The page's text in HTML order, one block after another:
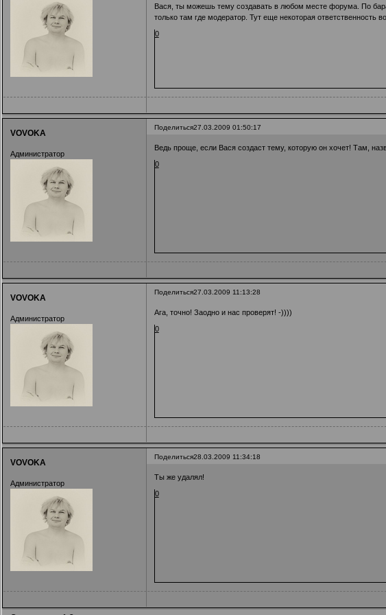
Вася, ты можешь тему создавать в любом месте форума. По
только там где модератор. Тут еще некоторая ответственность
0
Поделиться27.03.2009 01:50:17
VOVOKA
Администратор
Ведь проще, если Вася создаст тему, которую он хочет! Там,
0
Поделиться27.03.2009 11:13:28
VOVOKA
Администратор
Ага, точно! Заодно и нас проверят! -))))
0
Поделиться28.03.2009 11:34:18
VOVOKA
Администратор
Ты же удалял!
0